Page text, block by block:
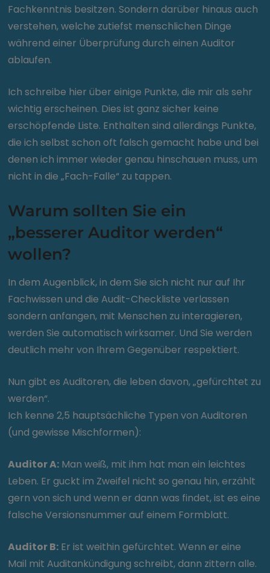
Fachkenntnis besitzen. Sondern darüber hinaus auch
verstehen, welche zutiefst menschlichen Dinge
während einer Überprüfung durch einen Auditor
ablaufen.
Ich schreibe hier über einige Punkte, die mir als sehr
wichtig erscheinen. Dies ist ganz sicher keine
erschöpfende Liste. Enthalten sind allerdings Punkte,
die ich selbst schon oft falsch gemacht habe und bei
denen ich immer wieder genau hinschauen muss, um
nicht in die „Fach-Falle“ zu tappen.
Warum sollten Sie ein
„besserer Auditor werden“
wollen?
In dem Augenblick, in dem Sie sich nicht nur auf Ihr
Fachwissen und die Audit-Checkliste verlassen
sondern anfangen, mit Menschen zu interagieren,
werden Sie automatisch wirksamer. Und Sie werden
deutlich mehr von Ihrem Gegenüber respektiert.
Nun gibt es Auditoren, die leben davon, „gefürchtet zu
werden“.
Ich kenne 2,5 hauptsächliche Typen von Auditoren
(und gewisse Mischformen):
Auditor A: Man weiß, mit ihm hat man ein leichtes
Leben. Er guckt im Zweifel nicht so genau hin, erzählt
gern von sich und wenn er dann was findet, ist es eine
falsche Versionsnummer auf einem Formblatt.
Auditor B: Er ist weithin gefürchtet. Wenn er eine
Mail mit Auditankündigung schreibt, dann zittern alle.